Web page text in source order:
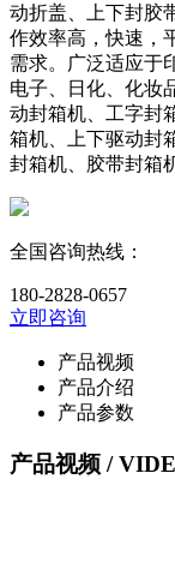
动折盖、上下封胶
作效率高，快速，
需求。广泛适应于
电子、日化、化妆
动封箱机、工字封
箱机、上下驱动封
封箱机、胶带封箱
全国咨询热线：
180-2828-0657
立即咨询
产品视频
产品介绍
产品参数
产品视频 /